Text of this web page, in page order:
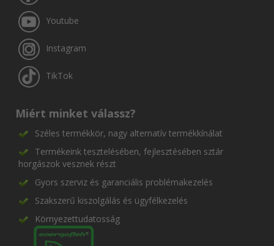
Youtube
Instagram
TikTok
Miért minket válassz?
Széles termékkör, nagy alternatív termékkínálat
Termékeink tesztelésében, fejlesztésében sztár
horgászok vesznek részt
Gyors szerviz és garanciális problémakezelés
Szakszerű kiszolgálás és ügyfélkezelés
Környezettudatosság